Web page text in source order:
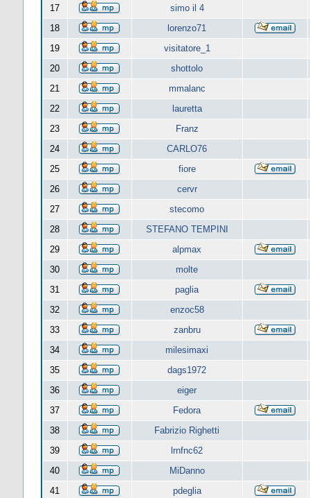
17
simo il 4
18
lorenzo71
19
visitatore_1
20
shottolo
21
mmalanc
22
lauretta
23
Franz
24
CARLO76
25
fiore
26
cervr
27
stecomo
28
STEFANO TEMPINI
29
alpmax
30
molte
31
paglia
32
enzoc58
33
zanbru
34
milesimaxi
35
dags1972
36
eiger
37
Fedora
38
Fabrizio Righetti
39
lrnfnc62
40
MiDanno
41
pdeglia